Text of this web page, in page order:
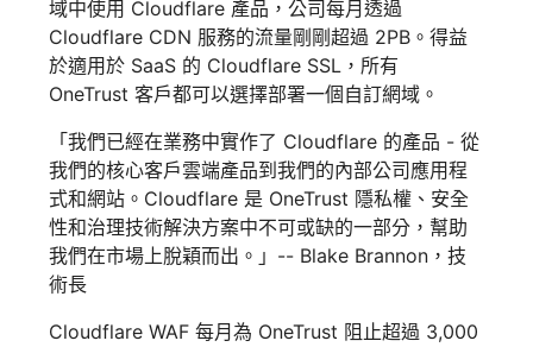
域中使用 Cloudflare 產品，公司每月透過
Cloudflare CDN 服務的流量剛剛超過 2PB。得益
於適用於 SaaS 的 Cloudflare SSL，所有
OneTrust 客戶都可以選擇部署一個自訂網域。
「我們已經在業務中實作了 Cloudflare 的產品 - 從
我們的核心客戶雲端產品到我們的內部公司應用程
式和網站。Cloudflare 是 OneTrust 隱私權、安全
性和治理技術解決方案中不可或缺的一部分，幫助
我們在市場上脫穎而出。」-- Blake Brannon，技
術長
Cloudflare WAF 每月為 OneTrust 阻止超過 3,000